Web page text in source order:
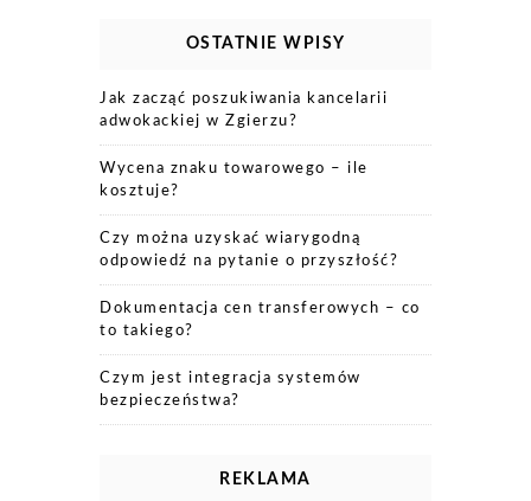
OSTATNIE WPISY
Jak zacząć poszukiwania kancelarii
adwokackiej w Zgierzu?
Wycena znaku towarowego – ile
kosztuje?
Czy można uzyskać wiarygodną
odpowiedź na pytanie o przyszłość?
Dokumentacja cen transferowych – co
to takiego?
Czym jest integracja systemów
bezpieczeństwa?
REKLAMA